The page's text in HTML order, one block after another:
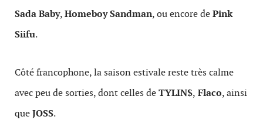
Sada Baby,Homeboy Sandman, ou encore dePink
Siifu.
Côté francophone, la saison estivale reste très calme
avec peu de sorties, dont celles deTYLIN$, Flaco, ainsi
queJOSS.